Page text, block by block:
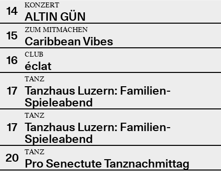
14
KONZERT
ALTIN GÜN
15
ZUM MITMACHEN
Caribbean Vibes
16
CLUB
éclat
17
TANZ
Tanzhaus Luzern: Familien-
Spieleabend
17
TANZ
Tanzhaus Luzern: Familien-
Spieleabend
20
TANZ
Pro Senectute Tanznachmittag